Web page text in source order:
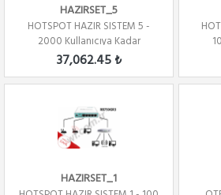
HAZIRSET_5
HOTSPOT HAZIR SISTEM 5 -
2000 Kullanıcıya Kadar
37,062.45 ₺
HAZIRSET_1